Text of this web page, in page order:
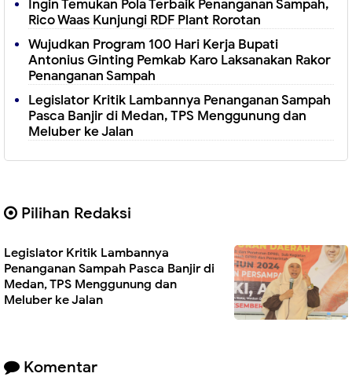
Ingin Temukan Pola Terbaik Penanganan Sampah,
Rico Waas Kunjungi RDF Plant Rorotan
Wujudkan Program 100 Hari Kerja Bupati
Antonius Ginting Pemkab Karo Laksanakan Rakor
Penanganan Sampah
Legislator Kritik Lambannya Penanganan Sampah
Pasca Banjir di Medan, TPS Menggunung dan
Meluber ke Jalan
Pilihan Redaksi
Legislator Kritik Lambannya
Penanganan Sampah Pasca Banjir di
Medan, TPS Menggunung dan
Meluber ke Jalan
Komentar